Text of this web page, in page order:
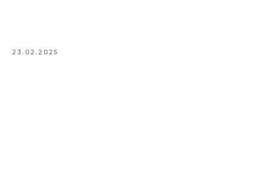
23.02.2025